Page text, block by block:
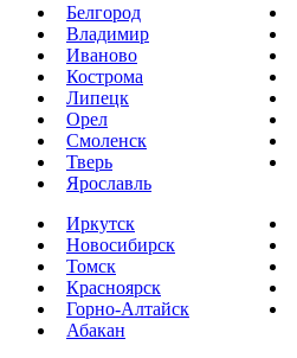
Белгород
Владимир
Иваново
Кострома
Липецк
Орел
Смоленск
Тверь
Ярославль
Иркутск
Новосибирск
Томск
Красноярск
Горно-Алтайск
Абакан